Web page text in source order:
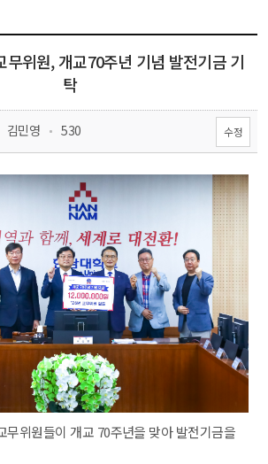
유
무위원, 개교70주년 기념 발전기금 기
탁
김민영 530 수정
무위원들이 개교 70주년을 맞아 발전기금을